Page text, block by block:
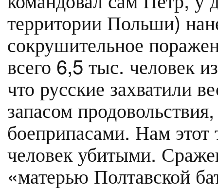
территории Польши)
сокрушительное
всего 6,5 тыс. человек
что русские захватили
запасом
боеприпасами. Нам
человек убитыми.
«матерью Полтавской